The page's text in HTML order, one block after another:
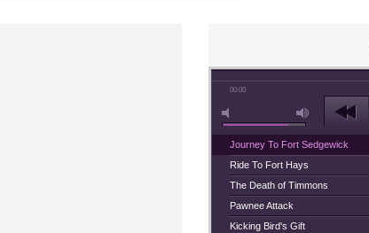
00:00
Journey To Fort Sedgewick
Ride To Fort Hays
The Death of Timmons
Pawnee Attack
Kicking Bird's Gift